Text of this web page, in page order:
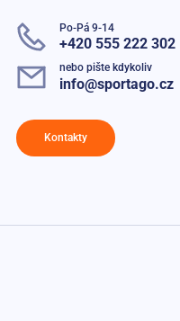
Po-Pá 9-14
+420 555 222 302
nebo pište kdykoliv
info@sportago.cz
Kontakty